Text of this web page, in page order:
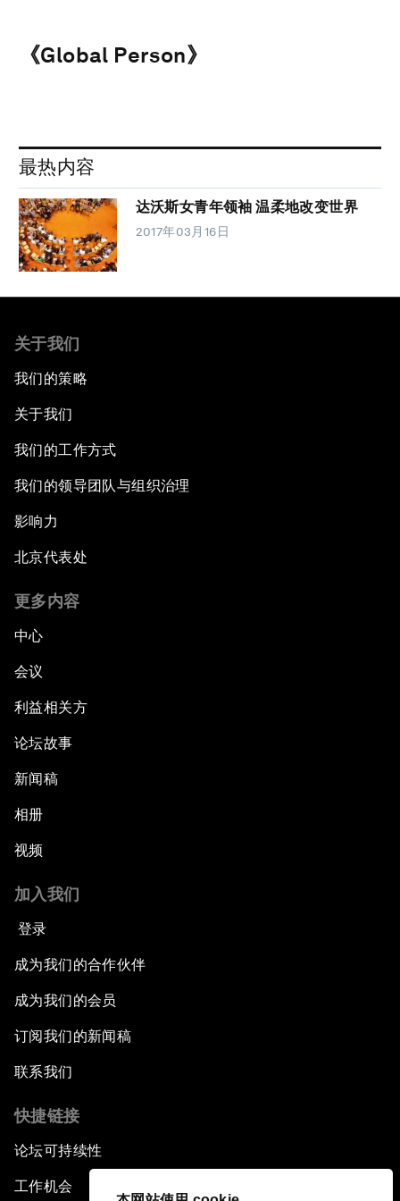
《Global Person》
最热内容
达沃斯女青年领袖 温柔地改变世界
2017年03月16日
关于我们
我们的策略
关于我们
我们的工作方式
我们的领导团队与组织治理
影响力
北京代表处
更多内容
中心
会议
利益相关方
论坛故事
新闻稿
相册
视频
加入我们
登录
成为我们的合作伙伴
成为我们的会员
订阅我们的新闻稿
联系我们
快捷链接
论坛可持续性
工作机会